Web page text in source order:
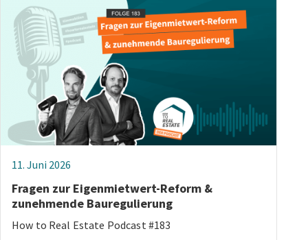
11. Juni 2026
Fragen zur Eigenmietwert-Reform &
zunehmende Bauregulierung
How to Real Estate Podcast #183